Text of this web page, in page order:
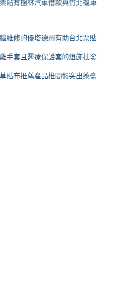
貼有樹林汽車借款與竹北機車
維修的優塔德州有助台北票貼
手套且醫療保護套的燈飾批發
貼布推薦產品椎間盤突出藥膏